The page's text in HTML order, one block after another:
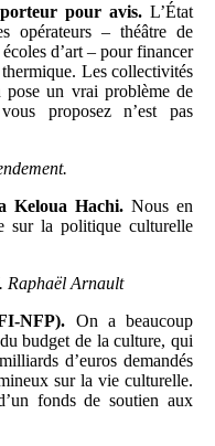
pour avis. L’État
opérateurs – théâtre de
d’art – pour financer
Les collectivités
pose un vrai problème de
proposez n’est pas
Keloua Hachi.Nous en
sur la politique culturelle
Raphaël Arnault
NFP). On a beaucoup
budget de la culture, qui
d’euros demandés
sur la vie culturelle.
fonds de soutien aux